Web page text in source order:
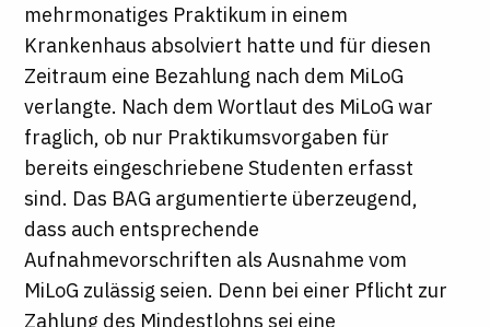
mehrmonatiges Praktikum in einem
Krankenhaus absolviert hatte und für diesen
Zeitraum eine Bezahlung nach dem MiLoG
verlangte. Nach dem Wortlaut des MiLoG war
fraglich, ob nur Praktikumsvorgaben für
bereits eingeschriebene Studenten erfasst
sind. Das BAG argumentierte überzeugend,
dass auch entsprechende
Aufnahmevorschriften als Ausnahme vom
MiLoG zulässig seien. Denn bei einer Pflicht zur
Zahlung des Mindestlohns sei eine